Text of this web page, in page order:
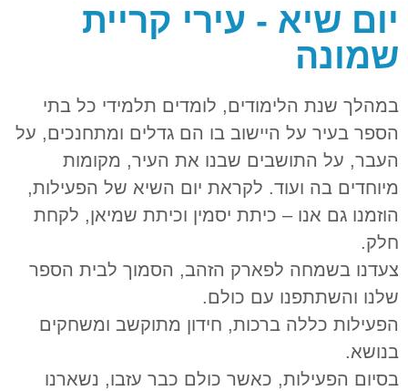
יום שיא - עירי קריית
שמונה
במהלך שנת הלימודים, לומדים תלמידי כל בתי
הספר בעיר על היישוב בו הם גדלים ומתחנכים, על
העבר, על התושבים שבנו את העיר, מקומות
מיוחדים בה ועוד. לקראת יום השיא של הפעילות,
הוזמנו גם אנו – כיתת יסמין וכיתת שמיאן, לקחת
חלק.
צעדנו בשמחה לפארק הזהב, הסמוך לבית הספר
שלנו והשתתפנו עם כולם.
הפעילות כללה ברכות, חידון מתוקשב ומשחקים
בנושא.
בסיום הפעילות, כאשר כולם כבר עזבו, נשארנו